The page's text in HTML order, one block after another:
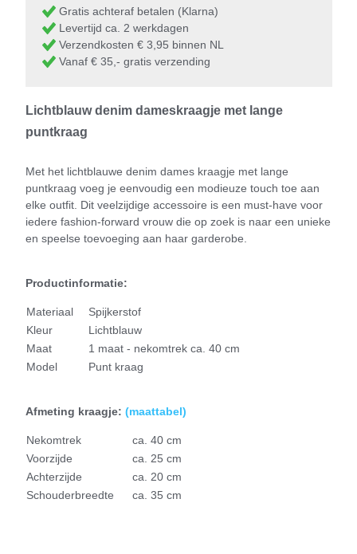
Gratis achteraf betalen (Klarna)
Levertijd ca. 2 werkdagen
Verzendkosten € 3,95 binnen NL
Vanaf € 35,- gratis verzending
Lichtblauw denim dameskraagje met lange
puntkraag
Met het lichtblauwe denim dames kraagje met lange
puntkraag voeg je eenvoudig een modieuze touch toe aan
elke outfit. Dit veelzijdige accessoire is een must-have voor
iedere fashion-forward vrouw die op zoek is naar een unieke
en speelse toevoeging aan haar garderobe.
Productinformatie:
Materiaal
Spijkerstof
Kleur
Lichtblauw
Maat
1 maat - nekomtrek ca. 40 cm
Model
Punt kraag
Afmeting kraagje: (maattabel)
Nekomtrek
ca. 40 cm
Voorzijde
ca. 25 cm
Achterzijde
ca. 20 cm
Schouderbreedte
ca. 35 cm